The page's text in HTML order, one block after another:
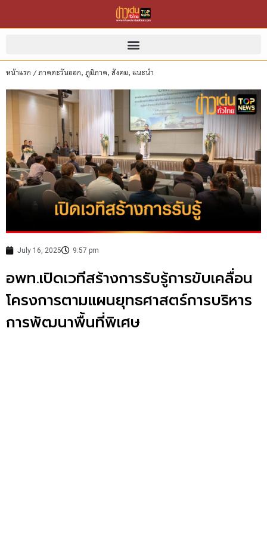
หน้าแรก /ภาคตะวันออก, ภูมิภาค, สังคม, แนะนำ
July 16, 2025 9:57 pm
อพท.เปิดเวทีสร้างการรับรู้การขับเคลื่อน
โครงการตามแผนยุทธศาสตร์การบริหาร
การพัฒนาพื้นที่พิเศษ